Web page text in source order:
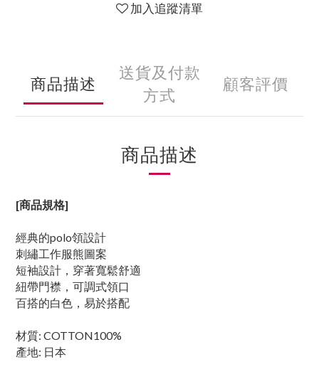
加入追蹤清單
商品描述
送貨及付款
方式
顧客評價
商品描述
[商品規格]
經典的polo領設計
刺繡工作服熊圖案
短袖設計，穿著寬鬆舒適
紐帶門襟，可調式領口
百搭的白色，易於搭配
材質: COTTON100%
產地: 日本